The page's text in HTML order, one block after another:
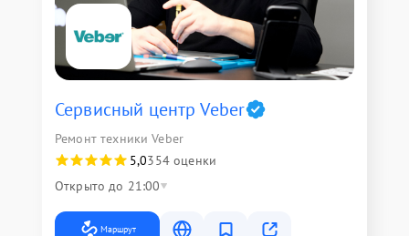
Сервисный центр Veber
Ремонт техники Veber
5,0354 оценки
Открыто до 21:00
Маршрут